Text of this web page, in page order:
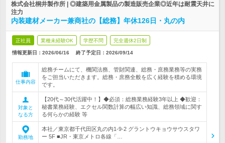
株式会社桐井製作所 | ◎建築用金属製品の製造販売企業◎近年は耐震天井に
注力
内装建材メーカー兼商社の【総務】年休126日・丸の内
正社員 業種未経験OK 学歴不問 完全週休2日制
情報更新日：2026/06/16 終了予定日： 2026/09/14
仕事内容
総務チームにて、機関法務、管財関連、総務・庶務業務等の実務
をご担当いただきます。総務・庶務全般を広く経験を積める環境
です。
対象と
なる方
【20代～30代活躍中！】◆必須：総務業務経験3年以上 ◆歓迎：
秘書業務経験、エクセル関数計算の幅広い知識、総務領域に関す
る何らかの経験 等
勤務地
本社／東京都千代田区丸の内1-9-2 グラントウキョウサウスタワ
ー 5F ■JR・東京メトロ各線「…